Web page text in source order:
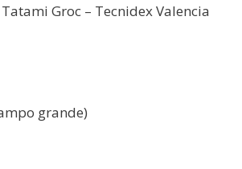
Groc – Tecnidex Valencia
grande)